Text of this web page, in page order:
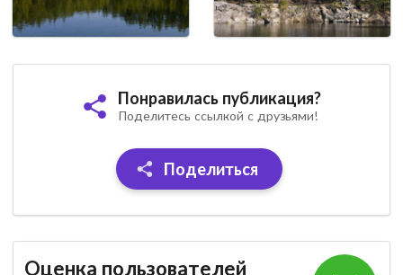
Понравилась публикация?
Поделитесь ссылкой с друзьями!
Поделиться
Оценка пользователей